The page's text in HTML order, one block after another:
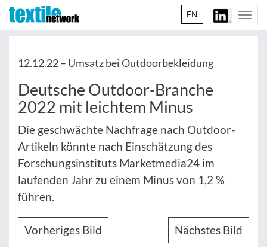
EN
12.12.22 – Umsatz bei Outdoorbekleidung
Deutsche Outdoor-Branche
2022 mit leichtem Minus
Die geschwächte Nachfrage nach Outdoor-
Artikeln könnte nach Einschätzung des
Forschungsinstituts Marketmedia24 im
laufenden Jahr zu einem Minus von 1,2 %
führen.
Vorheriges Bild Nächstes Bild